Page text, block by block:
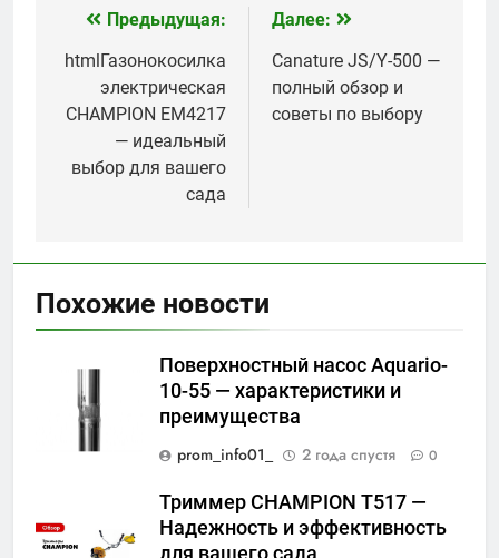
Навигация
по
записям
Предыдущая:
htmlГазонокосилка
электрическая
CHAMPION EM4217
— идеальный
выбор для вашего
сада
Далее:
Canature JS/Y-500 —
полный обзор и
советы по выбору
Похожие новости
Поверхностный насос Aquario-
10-55 — характеристики и
преимущества
prom_info01_
2 года спустя 0
Триммер CHAMPION Т517 —
Надежность и эффективность
для вашего сада